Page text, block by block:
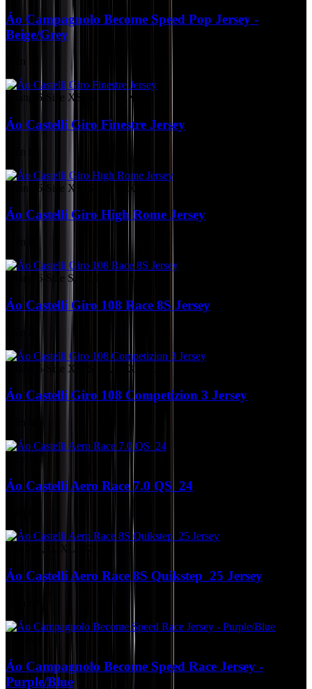
Áo Campagnolo Become Speed Pop Jersey -
Beige/Grey
Tháng 6-Size XS, S, M, L, XL, 2XL
Áo Castelli Giro Finestre Jersey
Liên hệ
Tháng 6-Size XS, S, M, L, XL, 2XL
Áo Castelli Giro High Rome Jersey
Liên hệ
Tháng 6-Size S, M, L, XL, 2XL
Áo Castelli Giro 108 Race 8S Jersey
Tháng 6-Size XS, S, M, L, XL, 2XL
Áo Castelli Giro 108 Competizion 3 Jersey
Áo Castelli Aero Race 7.0 QS_24
Size XS, L, XL,3XL
Áo Castelli Aero Race 8S Quikstep_25 Jersey
Áo Campagnolo Become Speed Race Jersey -
Purple/Blue